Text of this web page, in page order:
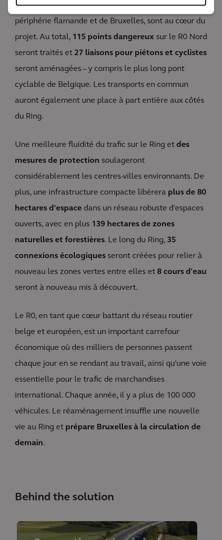
l'accessibilité multimodale dans et autour de la
périphérie flamande et de Bruxelles, sont au cœur du
projet. Au total, 115 points dangereux sur le R0 Nord
seront traités et 27 liaisons pour piétons et cyclistes
seront aménagées – y compris le plus long pont
cyclable de Belgique. Les transports en commun
auront également une place à part entière aux côtés
du Ring.
Une meilleure fluidité du trafic sur le Ring et des
mesures de protection soulageront
considérablement les centres-villes environnants. De
plus, une infrastructure compacte libérera plus de 80
hectares d'espace dans un réseau robuste d'espaces
ouverts, avec en plus 139 hectares de zones
naturelles et forestières. Le long du Ring, 35
connexions écologiques seront créées pour relier à
nouveau les zones vertes entre elles et 8 cours d'eau
seront à nouveau mis à découvert.
Le R0, en tant que cœur battant du réseau routier
belge et européen, est un important carrefour
économique où des milliers de personnes passent
chaque jour en se rendant au travail, ainsi qu'une voie
essentielle pour le trafic de marchandises
international. Chaque année, il y a plus de 100 000
véhicules. Le réaménagement insuffle une nouvelle
vie au Ring et prépare Bruxelles à la circulation de
demain.
Behind the solution